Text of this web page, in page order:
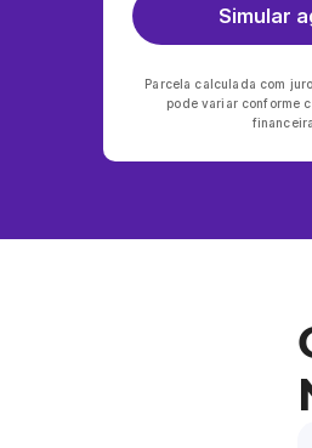
Simular
Parcela calculada com
pode variar conforme
financeira.